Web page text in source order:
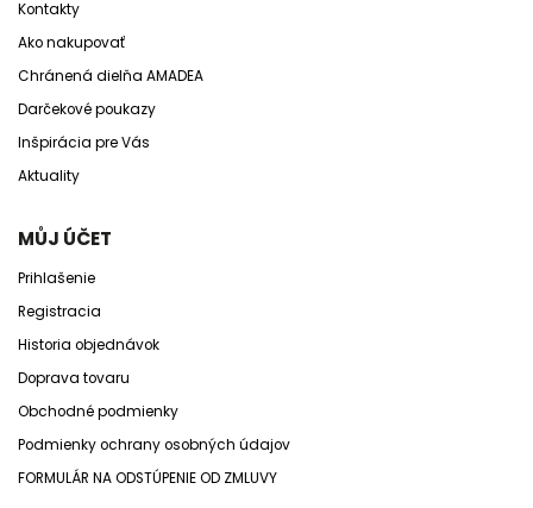
Kontakty
Ako nakupovať
Chránená dielňa AMADEA
Darčekové poukazy
Inšpirácia pre Vás
Aktuality
MŮJ ÚČET
Prihlašenie
Registracia
Historia objednávok
Doprava tovaru
Obchodné podmienky
Podmienky ochrany osobných údajov
FORMULÁR NA ODSTÚPENIE OD ZMLUVY